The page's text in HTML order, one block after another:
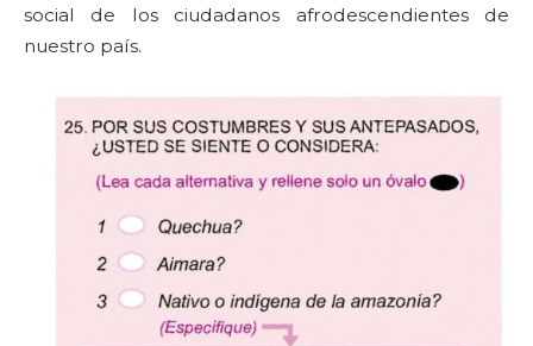
social de los ciudadanos afrodescendientes de
nuestro país.